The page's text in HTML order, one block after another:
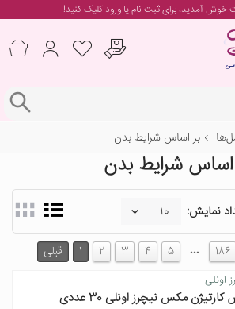
خوش آمدید، برایثبت نام یا ورودکلیک کنید!
بر اساس شرایط بدن
اساس شرایط بدن
نمایش:
قبلی 1 2 3 4 5 … 186
اونلی
مکس نیچرز اونلی 30 عددی